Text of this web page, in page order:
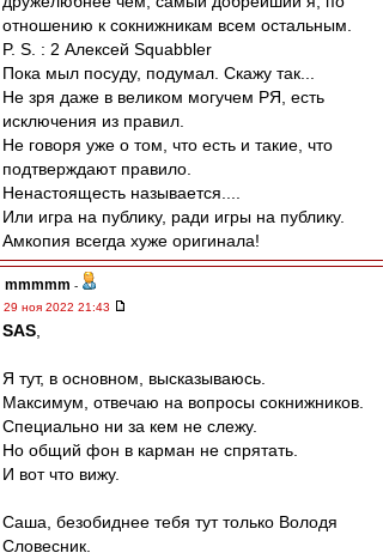
отношению к сокнижникам всем остальным.
P. S. : 2 Алексей Squabbler
Пока мыл посуду, подумал. Скажу так...
Не зря даже в великом могучем РЯ, есть
исключения из правил.
Не говоря уже о том, что есть и такие, что
подтверждают правило.
Ненастоящесть называется....
Или игра на публику, ради игры на публику.
Амкопия всегда хуже оригинала!
mmmmm -
29 ноя 2022 21:43
SAS
Я тут, в основном, высказываюсь.
Максимум, отвечаю на вопросы сокнижников.
Специально ни за кем не слежу.
Но общий фон в карман не спрятать.
И вот что вижу.
Саша, безобиднее тебя тут только Володя
Словесник.